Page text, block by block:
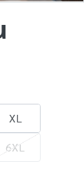
XL
6XL